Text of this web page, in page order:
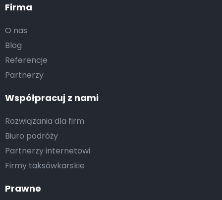
Firma
O nas
Blog
Referencje
Partnerzy
Współpracuj z nami
Rozwiązania dla firm
Biuro podróży
Partnerzy internetowi
Firmy taksówkarskie
Prawne